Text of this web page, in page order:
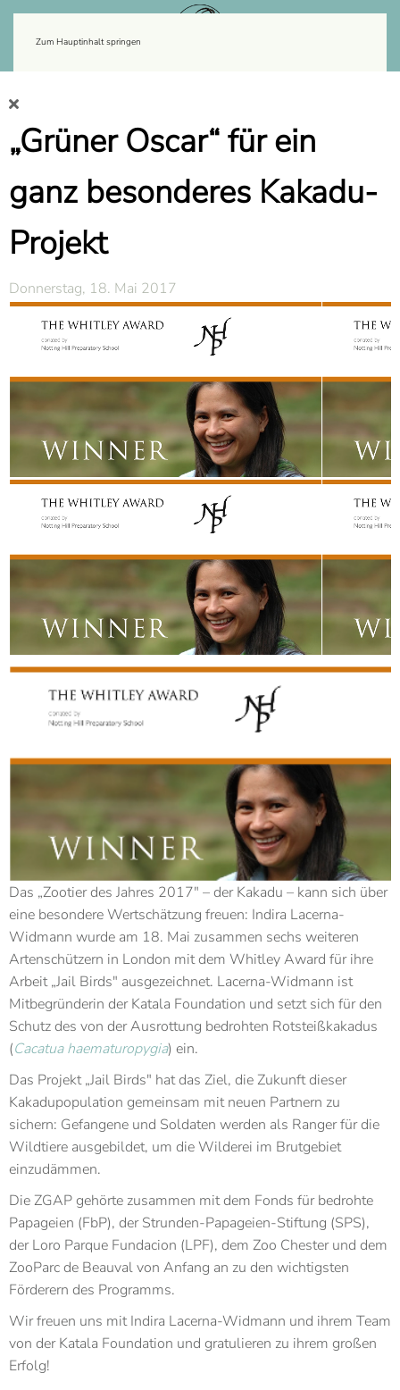
Zum Hauptinhalt springen
„Grüner Oscar“ für ein
ganz besonderes Kakadu-
Projekt
Donnerstag, 18. Mai 2017
Das „Zootier des Jahres 2017" – der Kakadu – kann sich über
eine besondere Wertschätzung freuen: Indira Lacerna-
Widmann wurde am 18. Mai zusammen sechs weiteren
Artenschützern in London mit dem Whitley Award für ihre
Arbeit „Jail Birds" ausgezeichnet. Lacerna-Widmann ist
Mitbegründerin der Katala Foundation und setzt sich für den
Schutz des von der Ausrottung bedrohten Rotsteißkakadus
(Cacatua haematuropygia) ein.
Das Projekt „Jail Birds" hat das Ziel, die Zukunft dieser
Kakadupopulation gemeinsam mit neuen Partnern zu
sichern: Gefangene und Soldaten werden als Ranger für die
Wildtiere ausgebildet, um die Wilderei im Brutgebiet
einzudämmen.
Die ZGAP gehörte zusammen mit dem Fonds für bedrohte
Papageien (FbP), der Strunden-Papageien-Stiftung (SPS),
der Loro Parque Fundacion (LPF), dem Zoo Chester und dem
ZooParc de Beauval von Anfang an zu den wichtigsten
Förderern des Programms.
Wir freuen uns mit Indira Lacerna-Widmann und ihrem Team
von der Katala Foundation und gratulieren zu ihrem großen
Erfolg!